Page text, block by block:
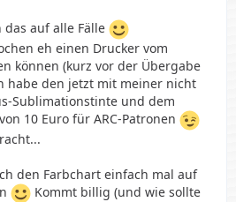
auf alle Fälle
eh einen Drucker vom
können (kurz vor der Übergabe
habe den jetzt mit meiner nicht
Sublimationstinte und dem
10 Euro für ARC-Patronen
den Farbchart einfach mal auf
Kommt billig (und wie sollte